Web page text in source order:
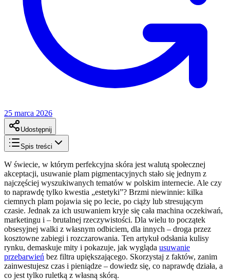
25 marca 2026
Udostępnij
Spis treści
W świecie, w którym perfekcyjna skóra jest walutą społecznej
akceptacji, usuwanie plam pigmentacyjnych stało się jednym z
najczęściej wyszukiwanych tematów w polskim internecie. Ale czy
to naprawdę tylko kwestia „estetyki”? Brzmi niewinnie: kilka
ciemnych plam pojawia się po lecie, po ciąży lub stresującym
czasie. Jednak za ich usuwaniem kryje się cała machina oczekiwań,
marketingu i – brutalnej rzeczywistości. Dla wielu to początek
obsesyjnej walki z własnym odbiciem, dla innych – droga przez
kosztowne zabiegi i rozczarowania. Ten artykuł odsłania kulisy
rynku, demaskuje mity i pokazuje, jak wygląda usuwanie
przebarwień bez filtra upiększającego. Skorzystaj z faktów, zanim
zainwestujesz czas i pieniądze – dowiedz się, co naprawdę działa, a
co jest tylko ruletką z własną skórą.